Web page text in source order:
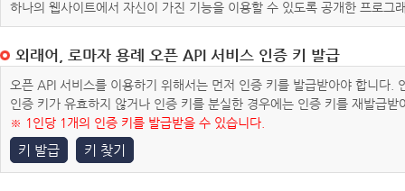
하나의 웹사이트에서 자신이 가진 기능을 이용할 수 있도록 공개한 프로그
외래어, 로마자 용례 오픈 API 서비스 인증 키 발급
오픈 API 서비스를 이용하기 위해서는 먼저 인증 키를 발급받아야 합니다
인증 키가 유효하지 않거나 인증 키를 분실한 경우에는 인증 키를 재발급받
※ 1인당 1개의 인증 키를 발급받을 수 있습니다.
키 발급 키 찾기